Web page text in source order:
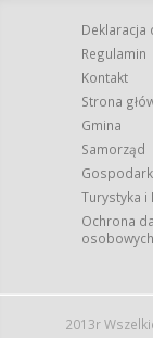
Deklaracja
Regulamin
Kontakt
Strona
Gmina
Samorząd
Turystyka i
Ochrona
osobowych
2013r